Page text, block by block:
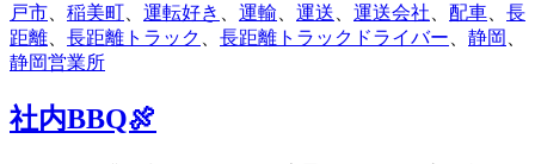
戸市、 稲美町 、 運転好き 、 運輸、 運送、 運送会社、 配車、 長
距離、 長距離トラック 、 長距離トラックドライバー、 静岡 、
静岡営業所
社内BBQ🍖